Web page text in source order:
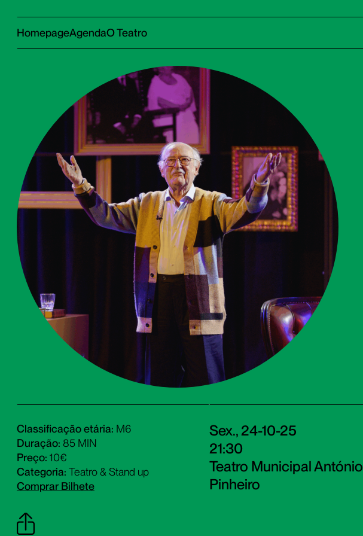
HomepageAgendaO Teatro
Classificação etária: M6
Duração: 85 MIN
Preço: 10€
Categoria: Teatro & Stand up
Comprar Bilhete
Sex., 24-10-25
21:30
Teatro Municipal António
Pinheiro